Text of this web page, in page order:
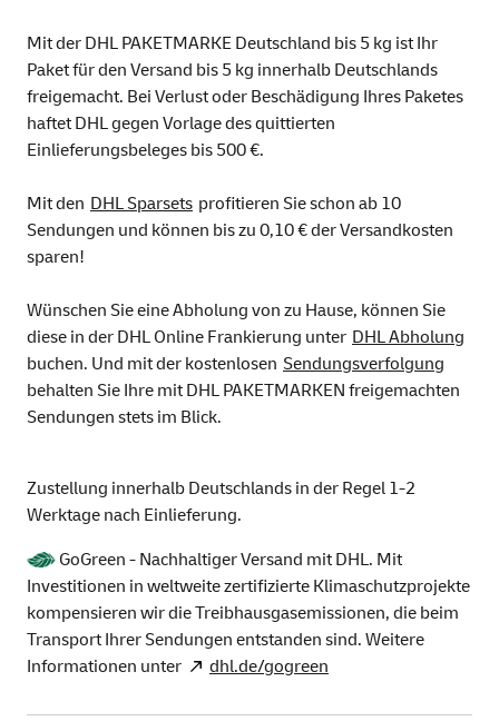
Mit der DHL PAKETMARKE Deutschland bis 5 kg ist Ihr
Paket für den Versand bis 5 kg innerhalb Deutschlands
freigemacht. Bei Verlust oder Beschädigung Ihres Paketes
haftet DHL gegen Vorlage des quittierten
Einlieferungsbeleges bis 500 €.
Mit den DHL Sparsets profitieren Sie schon ab 10
Sendungen und können bis zu 0,10 € der Versandkosten
sparen!
Wünschen Sie eine Abholung von zu Hause, können Sie
diese in der DHL Online Frankierung unter DHL Abholung
buchen. Und mit der kostenlosen Sendungsverfolgung
behalten Sie Ihre mit DHL PAKETMARKEN freigemachten
Sendungen stets im Blick.
Zustellung innerhalb Deutschlands in der Regel 1-2
Werktage nach Einlieferung.
GoGreen - Nachhaltiger Versand mit DHL. Mit
Investitionen in weltweite zertifizierte Klimaschutzprojekte
kompensieren wir die Treibhausgasemissionen, die beim
Transport Ihrer Sendungen entstanden sind. Weitere
Informationen unter
dhl.de/gogreen